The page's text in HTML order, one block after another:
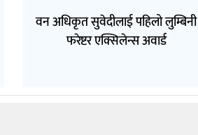
वन अधिकृत सुवेदीलाई पहिलो लुम्बिनी
फरेष्टर एक्सिलेन्स अवार्ड